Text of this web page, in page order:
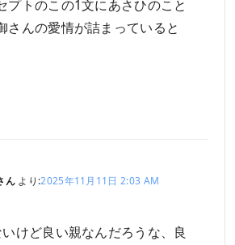
プトのこの1文にあさひのこと
さんの愛情が詰まっていると
ん より:2025年11月11日 2:03 AM
けど良い親なんだろうな、良